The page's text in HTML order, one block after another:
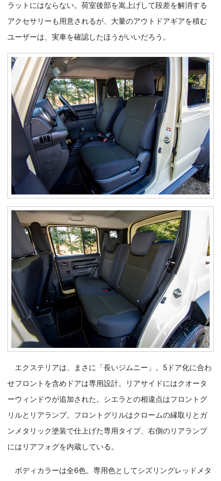
ラットにはならない。荷室後部を嵩上げして段差を解消する
アクセサリーも用意されるが、大量のアウトドアギアを積む
ユーザーは、実車を確認したほうがいいだろう。
エクステリアは、まさに「長いジムニー」。5ドア化に合わ
せフロントを含めドアは専用設計。リアサイドにはクオータ
ーウィンドウが追加された。シエラとの相違点はフロントグ
リルとリアランプ。フロントグリルはクロームの縁取りとガ
ンメタリック塗装で仕上げた専用タイプ、右側のリアランプ
にはリアフォグを内蔵している。
ボディカラーは全6色。専用色としてシズリングレッドメタ